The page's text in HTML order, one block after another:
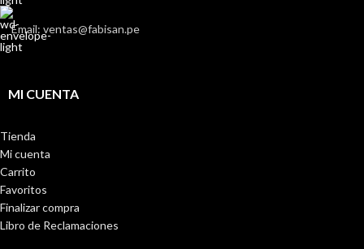
Email: ventas@fabisan.pe
MI CUENTA
Tienda
Mi cuenta
Carrito
Favoritos
Finalizar compra
Libro de Reclamaciones